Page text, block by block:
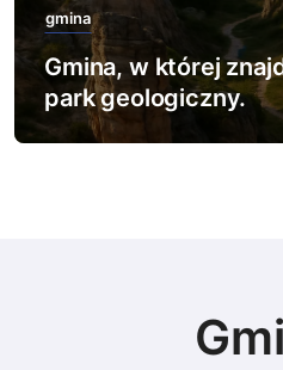
gmina
Gmina, w której
park geologiczny.